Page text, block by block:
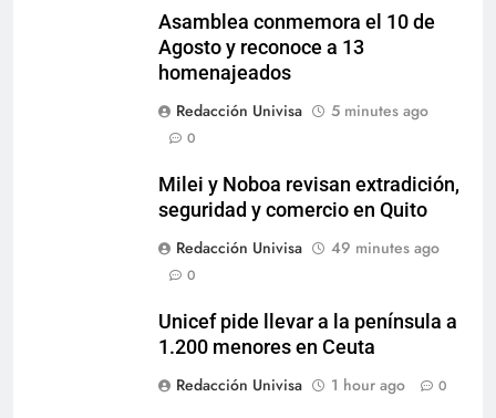
Asamblea conmemora el 10 de
Agosto y reconoce a 13
homenajeados
Redacción Univisa
5 minutes ago
0
Milei y Noboa revisan extradición,
seguridad y comercio en Quito
Redacción Univisa
49 minutes ago
0
Unicef pide llevar a la península a
1.200 menores en Ceuta
Redacción Univisa
1 hour ago 0